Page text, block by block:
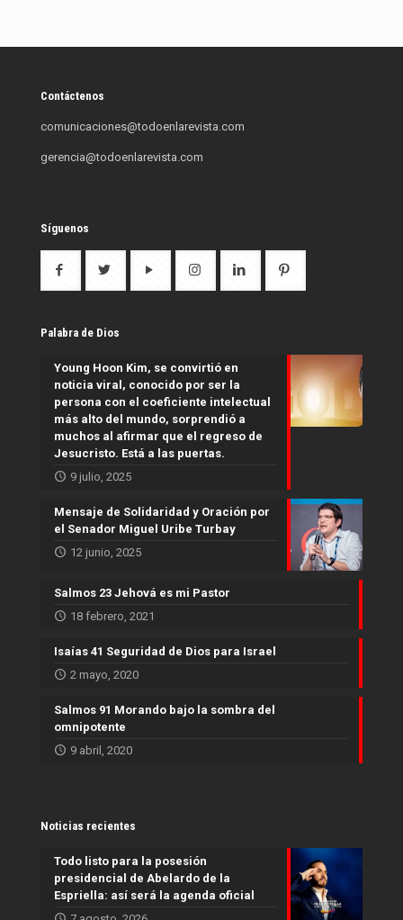
Contáctenos
comunicaciones@todoenlarevista.com
gerencia@todoenlarevista.com
Síguenos
Palabra de Dios
Young Hoon Kim, se convirtió en
noticia viral, conocido por ser la
persona con el coeficiente intelectual
más alto del mundo, sorprendió a
muchos al afirmar que el regreso de
Jesucristo. Está a las puertas.
9 julio, 2025
Mensaje de Solidaridad y Oración por
el Senador Miguel Uribe Turbay
12 junio, 2025
Salmos 23 Jehová es mi Pastor
18 febrero, 2021
Isaías 41 Seguridad de Dios para Israel
2 mayo, 2020
Salmos 91 Morando bajo la sombra del
omnipotente
9 abril, 2020
Noticias recientes
Todo listo para la posesión
presidencial de Abelardo de la
Espriella: así será la agenda oficial